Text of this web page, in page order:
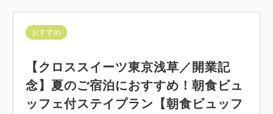
Wi-Fi、フラットTV、ケーブル・衛星TVチャンネ
フティボックス、客室毎に調節可能な空調システム
アメニティ：
おすすめ
【クロススイーツ東京浅草／開業記
念】夏のご宿泊におすすめ！朝食ビュ
ッフェ付ステイプラン【朝食ビュッフ